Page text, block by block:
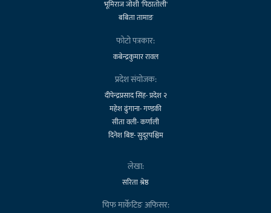
भूमिराज जोशी 'पिठातोली'
बबिता तामाङ
फोटो पत्रकार:
कबेन्द्रकुमार रावल
प्रदेश संयोजक:
दीपेन्द्रप्रसाद सिंह- प्रदेश २
महेश ढुंगाना- गण्डकी
सीता वली- कर्णाली
दिनेश बिष्ट- सुदूरपश्चिम
लेखा:
सरिता श्रेष्ठ
चिफ मार्केटिङ अफिसर: